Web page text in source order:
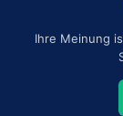
Ihre Meinung